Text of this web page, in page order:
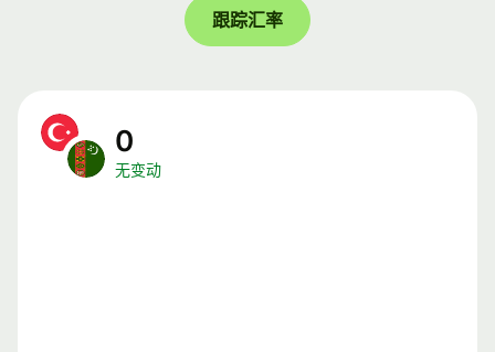
跟踪汇率
0
无变动